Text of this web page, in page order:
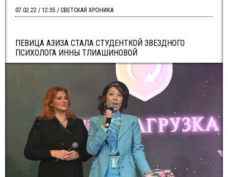
ПЕВИЦА АЗИЗА СТАЛА СТУДЕНТКОЙ ЗВЕЗДНОГО
ПСИХОЛОГА ИННЫ ТЛИАШИНОВОЙ
07.02.22 / 12:35 / СВЕТСКАЯ ХРОНИКА